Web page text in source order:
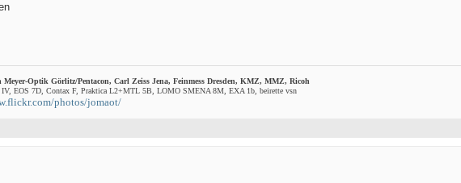
Meyer-Optik Görlitz/Pentacon, Carl Zeiss Jena, Feinmess Dresden, KMZ, MMZ, Ricoh
EOS 7D, Contax F, Praktica L2+MTL 5B, LOMO SMENA 8M, EXA 1b, beirette vsn
photos/jomaot/